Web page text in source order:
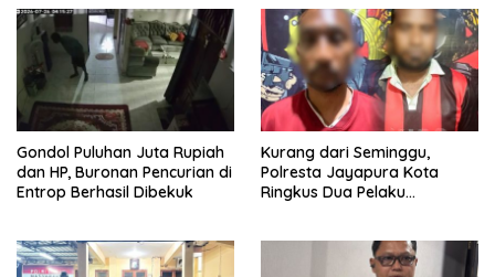
Gondol Puluhan Juta Rupiah
dan HP, Buronan Pencurian di
Entrop Berhasil Dibekuk
Kurang dari Seminggu,
Polresta Jayapura Kota
Ringkus Dua Pelaku